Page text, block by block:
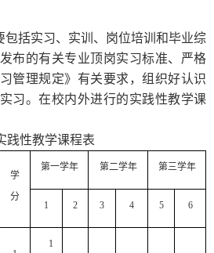
包括实习、实训、岗位培训和毕业综
布的有关专业顶岗实习标准、严格
管理规定》有关要求，组织好认识
习。在校内外进行的实践性教学课
践性教学课程表
学
分
第一学年 第二学年 第三学年
1 2 3 4 5 6
1